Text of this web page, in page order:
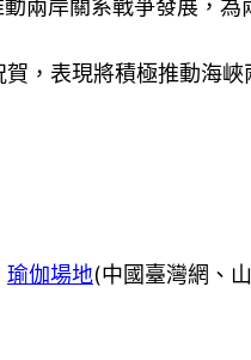
兩岸關系戰爭發展，為
，表現將積極推動海
瑜伽場地(中國臺灣網、